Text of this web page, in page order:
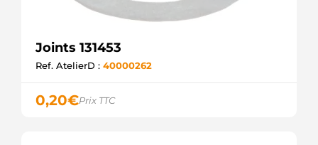
Joints 131453
Ref. AtelierD : 40000262
0,20€Prix TTC